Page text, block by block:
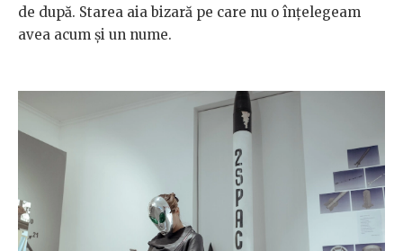
de după. Starea aia bizară pe care nu o înțelegeam
avea acum și un nume.